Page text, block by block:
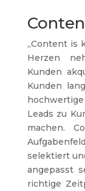
„Content is
Herzen
Kunden
Kunden
Leads zu
machen.
selektiert
angepasst
richtige